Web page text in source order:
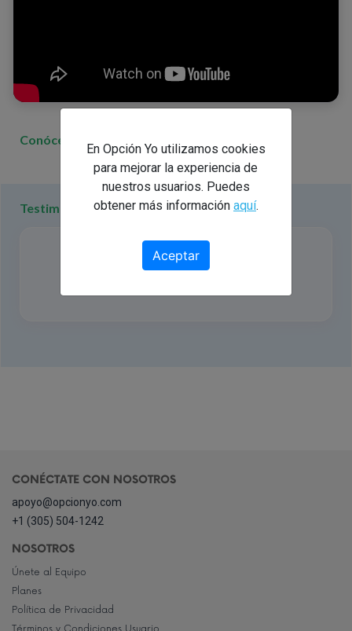
Conóceme
Testimonios
NOSOTROS
Únete al Equipo
Planes
Política de Privacidad
CONÉCTATE CON NOSOTROS
apoyo@opcionyo.com
+1 (305) 504-1242
En Opción Yo utilizamos cookies
para mejorar la experiencia de
nuestros usuarios. Puedes
obtener más información aquí.
Aceptar